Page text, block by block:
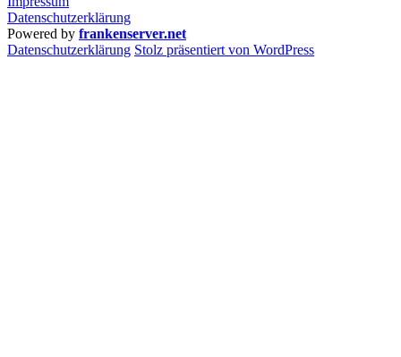
Datenschutzerklärung
Powered by frankenserver.net
Daten­schutz­er­klä­rung Stolz präsentiert von WordPress